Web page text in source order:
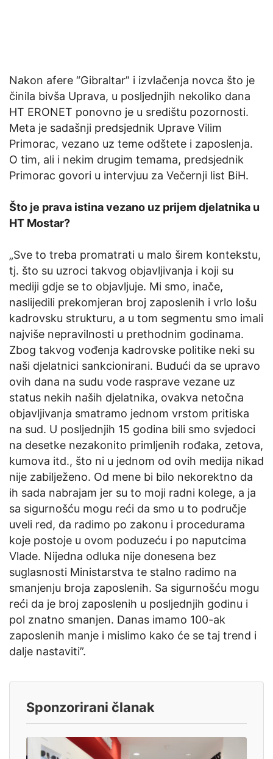
Nakon afere “Gibraltar” i izvlačenja novca što je
činila bivša Uprava, u posljednjih nekoliko dana
HT ERONET ponovno je u središtu pozornosti.
Meta je sadašnji predsjednik Uprave Vilim
Primorac, vezano uz teme odštete i zaposlenja.
O tim, ali i nekim drugim temama, predsjednik
Primorac govori u intervjuu za Večernji list BiH.
Što je prava istina vezano uz prijem djelatnika u
HT Mostar?
„Sve to treba promatrati u malo širem kontekstu,
tj. što su uzroci takvog objavljivanja i koji su
mediji gdje se to objavljuje. Mi smo, inače,
naslijedili prekomjeran broj zaposlenih i vrlo lošu
kadrovsku strukturu, a u tom segmentu smo imali
najviše nepravilnosti u prethodnim godinama.
Zbog takvog vođenja kadrovske politike neki su
naši djelatnici sankcionirani. Budući da se upravo
ovih dana na sudu vode rasprave vezane uz
status nekih naših djelatnika, ovakva netočna
objavljivanja smatramo jednom vrstom pritiska
na sud. U posljednjih 15 godina bili smo svjedoci
na desetke nezakonito primljenih rođaka, zetova,
kumova itd., što ni u jednom od ovih medija nikad
nije zabilježeno. Od mene bi bilo nekorektno da
ih sada nabrajam jer su to moji radni kolege, a ja
sa sigurnošću mogu reći da smo u to područje
uveli red, da radimo po zakonu i procedurama
koje postoje u ovom poduzeću i po naputcima
Vlade. Nijedna odluka nije donesena bez
suglasnosti Ministarstva te stalno radimo na
smanjenju broja zaposlenih. Sa sigurnošću mogu
reći da je broj zaposlenih u posljednjih godinu i
pol znatno smanjen. Danas imamo 100-ak
zaposlenih manje i mislimo kako će se taj trend i
dalje nastaviti”.
Sponzorirani članak